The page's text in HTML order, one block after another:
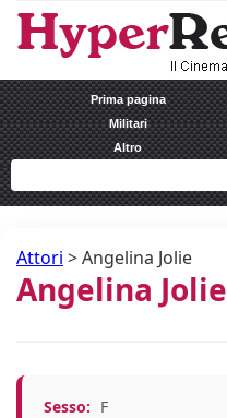
Prima pagina
Militari
Altro
Attori >Angelina Jolie
Angelina Jolie
Sesso: F